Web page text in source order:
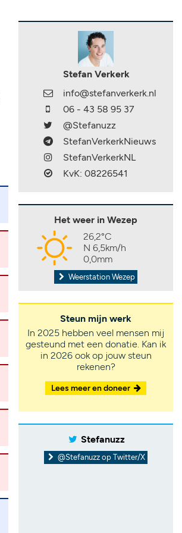
Stefan Verkerk
info@stefanverkerk.nl
06 - 43 58 95 37
@Stefanuzz
StefanVerkerkNieuws
StefanVerkerkNL
KvK: 08226541
Het weer in Wezep
26,2°C
N 6,5km/h
0,0mm
Weerstation Wezep
Steun mijn werk
In 2025 hebben veel mensen mij
gesteund met een donatie. Kan ik
in 2026 ook op jouw steun
rekenen?
Lees meer en doneer
Stefanuzz
@Stefanuzz op Twitter/X